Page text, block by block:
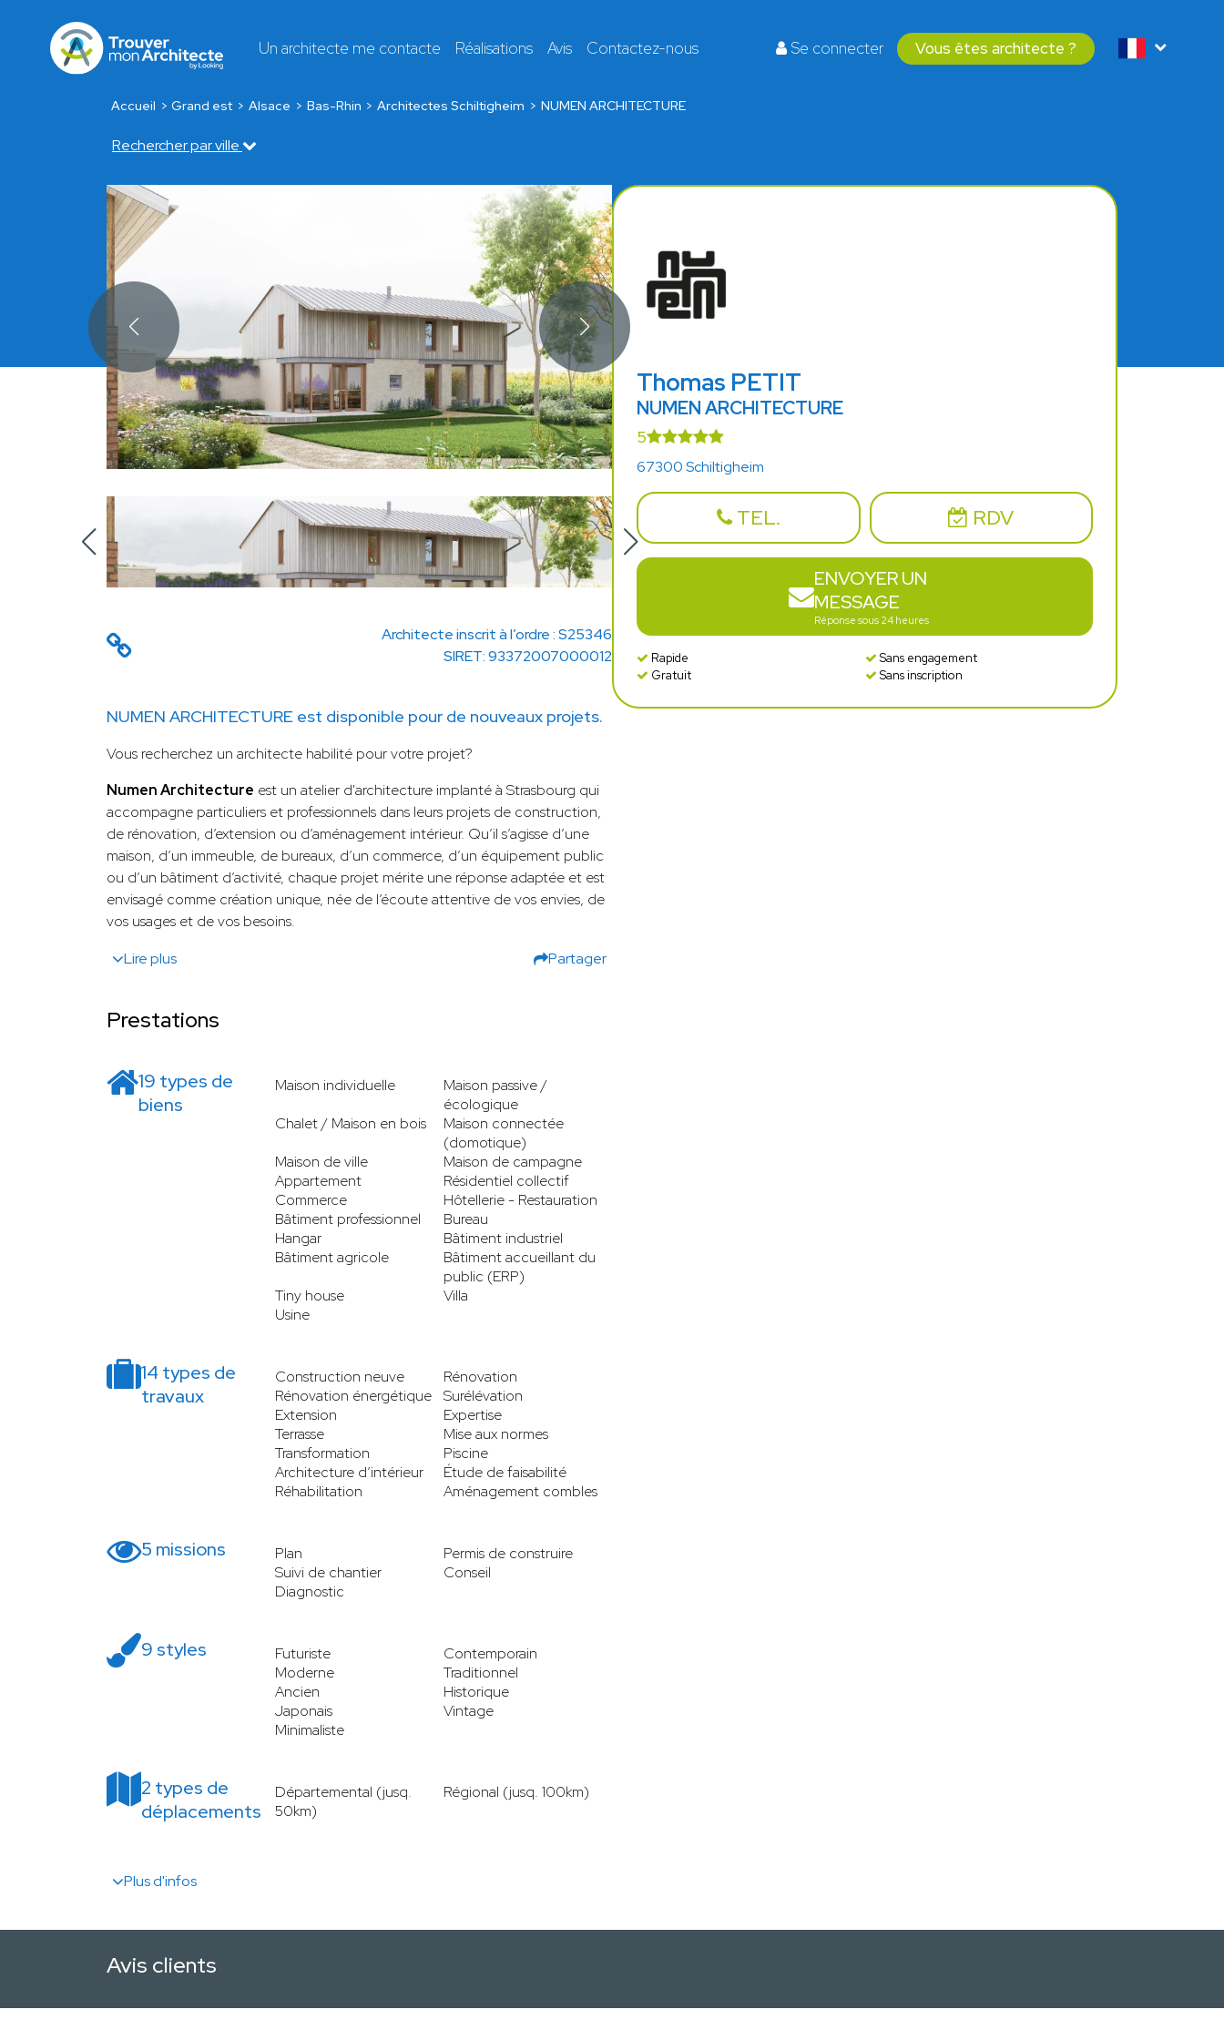
Un architecte me contacte Réalisations Avis Contactez-nous Se connecter Vous êtes architecte ?
Accueil Grand est Alsace Bas-Rhin Architectes Schiltigheim NUMEN ARCHITECTURE
Rechercher par ville
Architecte inscrit à l’ordre : S25346
SIRET: 93372007000012
NUMEN ARCHITECTURE est disponible pour de nouveaux projets.
Vous recherchez un architecte habilité pour votre projet?
Numen Architecture est un atelier d'architecture implanté à Strasbourg qui
accompagne particuliers et professionnels dans leurs projets de construction,
de rénovation, d’extension ou d’aménagement intérieur. Qu’il s’agisse d’une
maison, d’un immeuble, de bureaux, d’un commerce, d’un équipement public
ou d’un bâtiment d’activité, chaque projet mérite une réponse adaptée et est
envisagé comme création unique, née de l’écoute attentive de vos envies, de
vos usages et de vos besoins.
Lire plus
Partager
Prestations
19 types de
biens
Maison individuelle
Maison passive /
écologique
Chalet / Maison en bois
Maison connectée
(domotique)
Maison de ville
Maison de campagne
Appartement
Résidentiel collectif
Commerce
Hôtellerie - Restauration
Bâtiment professionnel
Bureau
Hangar
Bâtiment industriel
Bâtiment agricole
Bâtiment accueillant du
public (ERP)
Tiny house
Villa
Usine
14 types de
travaux
Construction neuve
Rénovation
Rénovation énergétique
Surélévation
Extension
Expertise
Terrasse
Mise aux normes
Transformation
Piscine
Architecture d’intérieur
Étude de faisabilité
Réhabilitation
Aménagement combles
5 missions Plan
Permis de construire
Suivi de chantier
Conseil
Diagnostic
9 styles Futuriste
Contemporain
Moderne
Traditionnel
Ancien
Historique
Japonais
Vintage
Minimaliste
2 types de
déplacements
Départemental (jusq.
50km)
Régional (jusq. 100km)
Plus d'infos
Avis clients
Thomas PETIT
NUMEN ARCHITECTURE
5
67300 Schiltigheim
TEL. RDV
ENVOYER UN
MESSAGE
Réponse sous 24 heures
Rapide
Sans engagement
Gratuit
Sans inscription